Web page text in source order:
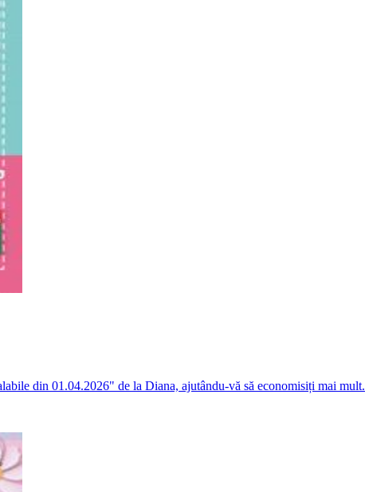
din 01.04.2026" de la Diana, ajutându-vă să economisiți mai mult.